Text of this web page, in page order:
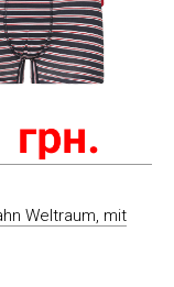
Weltraum, mit